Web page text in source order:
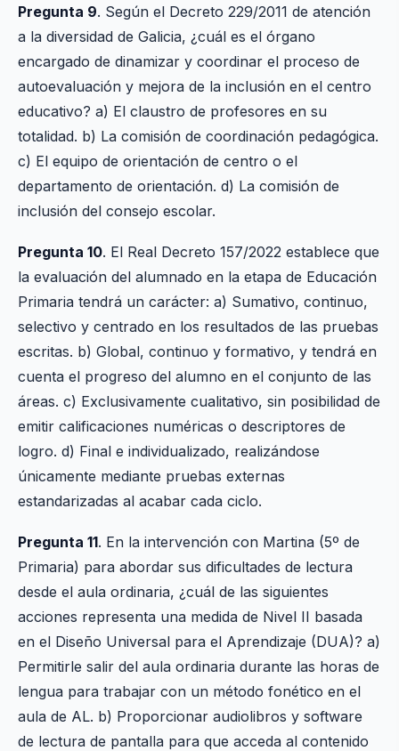
Pregunta 9. Según el Decreto 229/2011 de atención
a la diversidad de Galicia, ¿cuál es el órgano
encargado de dinamizar y coordinar el proceso de
autoevaluación y mejora de la inclusión en el centro
educativo? a) El claustro de profesores en su
totalidad. b) La comisión de coordinación pedagógica.
c) El equipo de orientación de centro o el
departamento de orientación. d) La comisión de
inclusión del consejo escolar.
Pregunta 10. El Real Decreto 157/2022 establece que
la evaluación del alumnado en la etapa de Educación
Primaria tendrá un carácter: a) Sumativo, continuo,
selectivo y centrado en los resultados de las pruebas
escritas. b) Global, continuo y formativo, y tendrá en
cuenta el progreso del alumno en el conjunto de las
áreas. c) Exclusivamente cualitativo, sin posibilidad de
emitir calificaciones numéricas o descriptores de
logro. d) Final e individualizado, realizándose
únicamente mediante pruebas externas
estandarizadas al acabar cada ciclo.
Pregunta 11. En la intervención con Martina (5º de
Primaria) para abordar sus dificultades de lectura
desde el aula ordinaria, ¿cuál de las siguientes
acciones representa una medida de Nivel II basada
en el Diseño Universal para el Aprendizaje (DUA)? a)
Permitirle salir del aula ordinaria durante las horas de
lengua para trabajar con un método fonético en el
aula de AL. b) Proporcionar audiolibros y software
de lectura de pantalla para que acceda al contenido